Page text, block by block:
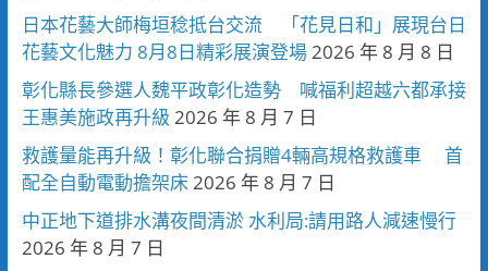
日本花藝大師梅垣稔抵台交流 「花見日和」展現台日
花藝文化魅力 8月8日精彩展演登場2026 年 8 月 8 日
彰化縣長參選人魏平政彰化造勢 喊福利超越六都承接
王惠美施政再升級 2026 年 8 月 7 日
救護量能再升級！彰化聯合捐贈4輛高規格救護車 首
配全自動電動擔架床2026 年 8 月 7 日
中正地下道排水溝夜間清淤 水利局:請用路人減速慢行
2026 年 8 月 7 日